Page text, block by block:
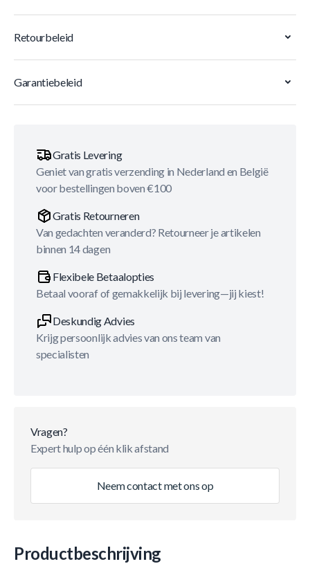
Retourbeleid
Garantiebeleid
Gratis Levering
Geniet van gratis verzending in Nederland en België
voor bestellingen boven €100
Gratis Retourneren
Van gedachten veranderd? Retourneer je artikelen
binnen 14 dagen
Flexibele Betaalopties
Betaal vooraf of gemakkelijk bij levering—jij kiest!
Deskundig Advies
Krijg persoonlijk advies van ons team van
specialisten
Vragen?
Expert hulp op één klik afstand
Neem contact met ons op
Productbeschrijving